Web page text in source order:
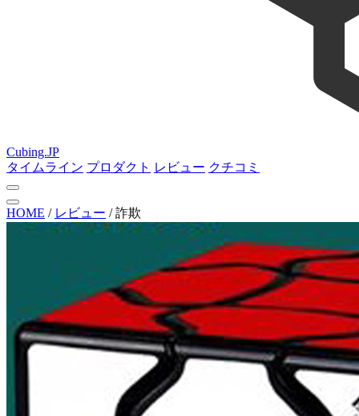
Cubing.JP
タイムライン プロダクト レビュー クチコミ
HOME / レビュー / 詐欺